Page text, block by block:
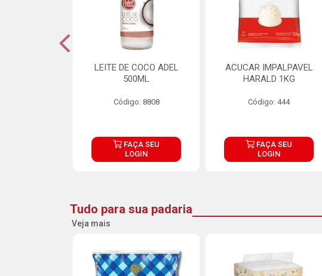
LEITE DE COCO ADEL
500ML
Código: 8808
FAÇA SEU
LOGIN
ACUCAR IMPALPAVEL
HARALD 1KG
Código: 444
FAÇA SEU
LOGIN
Tudo para sua padaria
Veja mais